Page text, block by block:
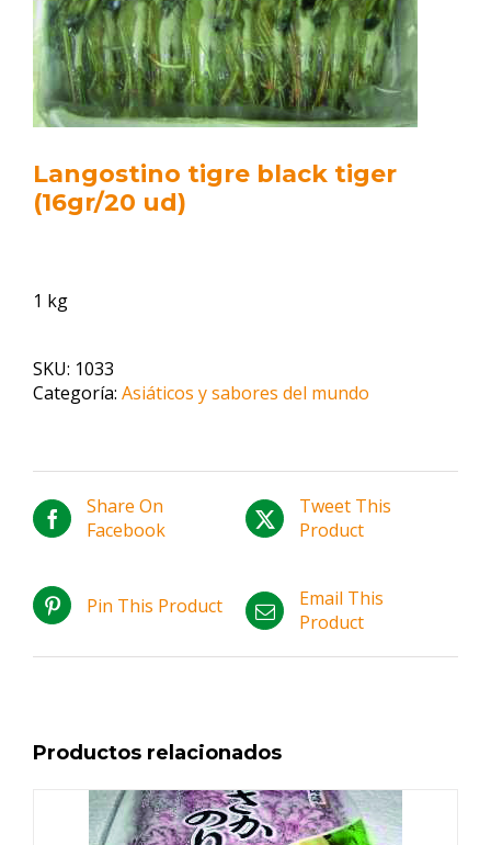
Langostino tigre black tiger
(16gr/20 ud)
1 kg
SKU: 1033
Categoría: Asiáticos y sabores del mundo
Share On
Facebook
Tweet This
Product
Pin This Product
Email This
Product
Productos relacionados